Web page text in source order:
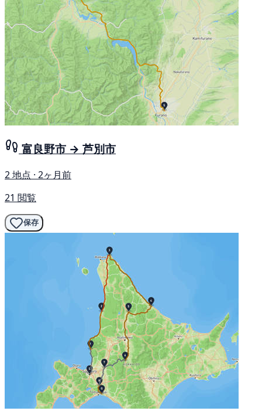
富良野市 → 芦別市
2 地点 · 2ヶ月前
21 閲覧
保存